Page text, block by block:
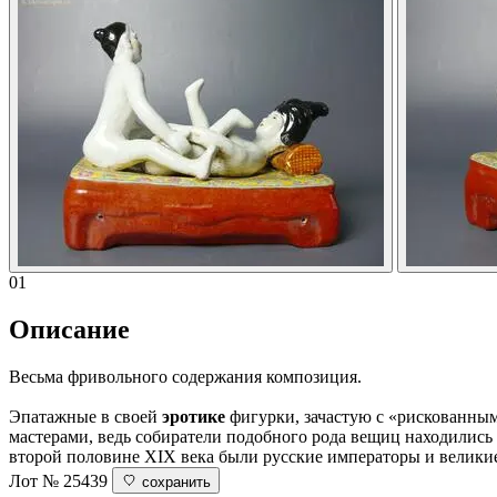
01
Описание
Весьма фривольного содержания композиция.
Эпатажные в своей эротике фигурки, зачастую с
мастерами, ведь собиратели подобного рода вещиц
второй половине XIX века были русские императоры и
Лот № 25439
сохранить